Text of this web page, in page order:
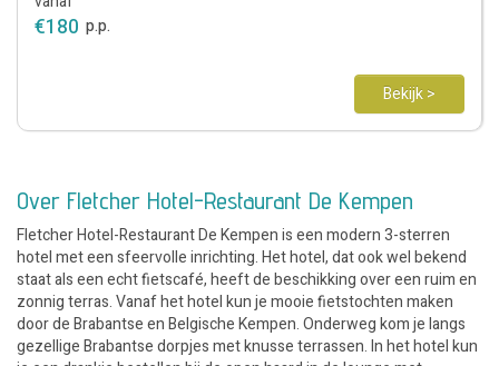
€180 p.p.
Bekijk >
Over Fletcher Hotel-Restaurant De Kempen
Fletcher Hotel-Restaurant De Kempen is een modern 3-sterren
hotel met een sfeervolle inrichting. Het hotel, dat ook wel bekend
staat als een echt fietscafé, heeft de beschikking over een ruim en
zonnig terras. Vanaf het hotel kun je mooie fietstochten maken
door de Brabantse en Belgische Kempen. Onderweg kom je langs
gezellige Brabantse dorpjes met knusse terrassen. In het hotel kun